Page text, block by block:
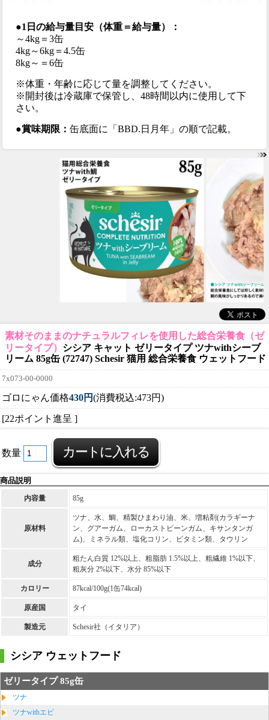
●1日の給与量目安（体重＝給与量）：
～4kg＝3缶
4kg～6kg＝4.5缶
8kg～＝6缶
※体重・年齢に応じて量を調整してください。
※開封後は冷蔵庫で保管し、48時間以内に使用して下
さい。
●賞味期限：缶底面に「BBD.日月年」の順で記載。
素材そのままのナチュラルフィレを使用した総合栄養食（ゼ
リータイプ） シシア キャット ゼリータイプ ツナwithシーブ
リーム 85g缶 (72747) Schesir 猫用 総合栄養食 ウェットフード
7x073-00-0000
ゴロにゃん価格430円(消費税込:473円)
[22ポイント進呈 ]
数量
商品説明
内容量 85g
原材料
ツナ、水、鯛、精製ひまわり油、米、増粘剤(カラギーナ
ン、グアーガム、ローカストビーンガム、キサンタンガ
ム)、ミネラル類、塩化コリン、ビタミン類、タウリン
成分
粗たん白質 12%以上、粗脂肪 1.5%以上、粗繊維 1%以下、
粗灰分 2%以下、水分 85%以下
カロリー 87kcal/100g(1缶74kcal)
原産国 タイ
製造元 Schesir社（イタリア）
シシア ウェットフード
ゼリータイプ 85g缶
ツナ
ツナwithエビ